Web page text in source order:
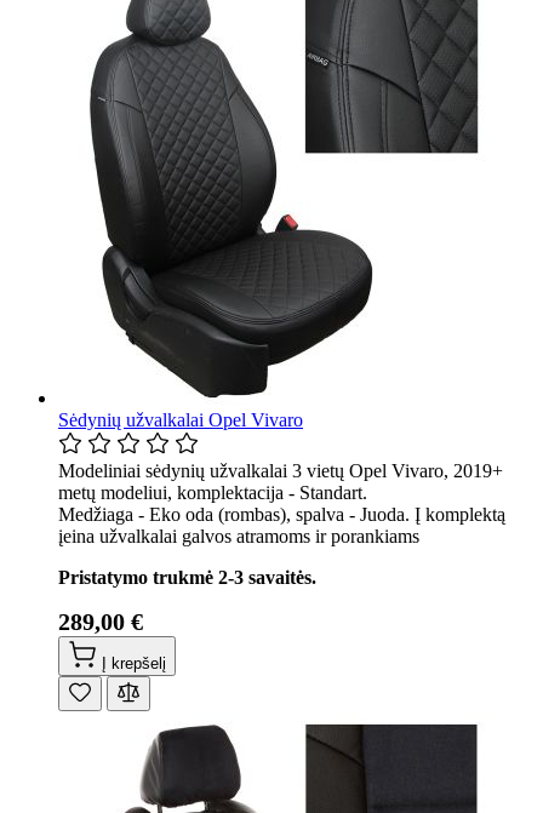
Sėdynių užvalkalai Opel Vivaro
Modeliniai sėdynių užvalkalai 3 vietų Opel Vivaro, 2019+
metų modeliui, komplektacija - Standart.
Medžiaga - Eko oda (rombas), spalva - Juoda. Į komplektą
įeina užvalkalai galvos atramoms ir porankiams
Pristatymo trukmė 2-3 savaitės.
289,00 €
Į krepšelį